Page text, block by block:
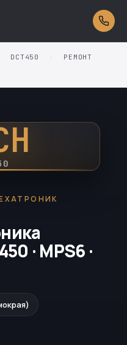
DCT450
РЕМОНТ
· MPS6 ·